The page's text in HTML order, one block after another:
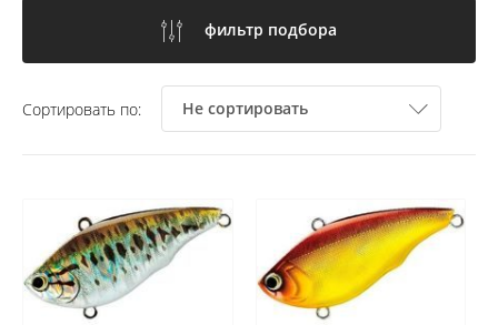
фильтр подбора
Сортировать по: Не сортировать